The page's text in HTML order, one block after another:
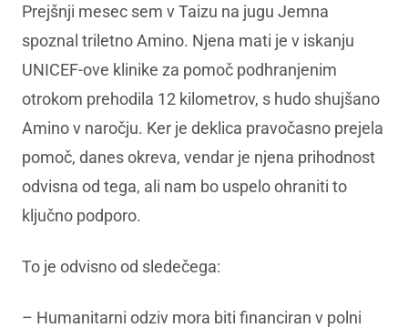
Prejšnji mesec sem v Taizu na jugu Jemna
spoznal triletno Amino. Njena mati je v iskanju
UNICEF-ove klinike za pomoč podhranjenim
otrokom prehodila 12 kilometrov, s hudo shujšano
Amino v naročju. Ker je deklica pravočasno prejela
pomoč, danes okreva, vendar je njena prihodnost
odvisna od tega, ali nam bo uspelo ohraniti to
ključno podporo.
To je odvisno od sledečega:
– Humanitarni odziv mora biti financiran v polni